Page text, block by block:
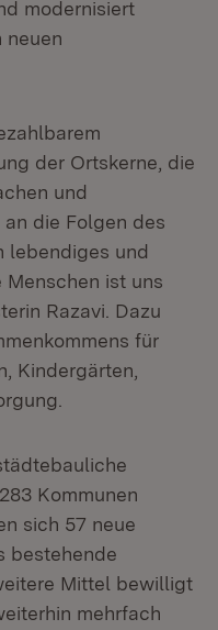
modernisiert
neuen
der Ortskerne, die
und
die Folgen des
lebendiges und
ist uns
Razavi. Dazu
für
Kindergärten,
Kommunen
sich 57 neue
bestehende
Mittel bewilligt
mehrfach